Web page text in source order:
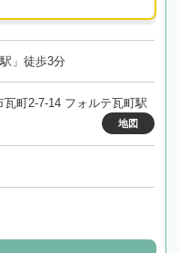
」徒歩3分
町2-7-14 フォルテ瓦町駅
地図